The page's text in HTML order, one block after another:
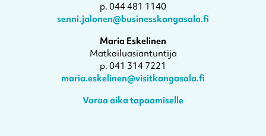
p. 044 481 1140
senni.jalonen@businesskangasala.fi
Maria Eskelinen
Matkailuasiantuntija
p. 041 314 7221
maria.eskelinen@visitkangasala.fi
Varaa aika tapaamiselle